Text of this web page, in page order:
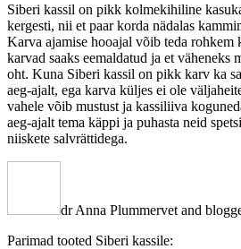
Siberi kassil on pikk kolmekihiline
kergesti, nii et paar korda nädalas
Karva ajamise hooajal võib teda rohkem
karvad saaks eemaldatud ja et väheneks
oht. Kuna Siberi kassil on pikk karv ka
aeg-ajalt, ega karva küljes ei ole
vahele võib mustust ja kassiliiva
aeg-ajalt tema käppi ja puhasta neid
niiskete salvrättidega.
dr Anna Plummervet and
Parimad tooted Siberi kassile: